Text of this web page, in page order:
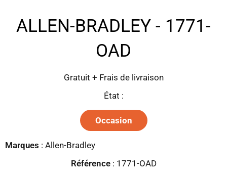
ALLEN-BRADLEY - 1771-
OAD
Gratuit + Frais de livraison
État :
Occasion
Marques : Allen-Bradley
Référence: 1771-OAD